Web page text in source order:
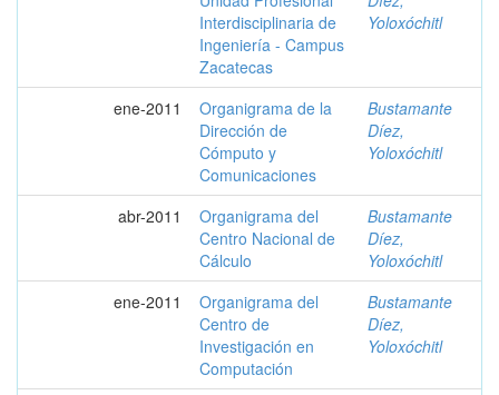
Interdisciplinaria de
Ingeniería - Campus
Zacatecas
Yoloxóchitl
ene-2011
Organigrama de la
Dirección de
Cómputo y
Comunicaciones
Bustamante
Díez,
Yoloxóchitl
abr-2011
Organigrama del
Centro Nacional de
Cálculo
Bustamante
Díez,
Yoloxóchitl
ene-2011
Organigrama del
Centro de
Investigación en
Computación
Bustamante
Díez,
Yoloxóchitl